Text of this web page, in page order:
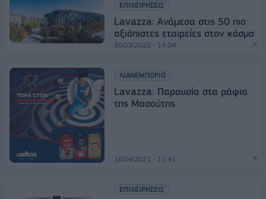
ΕΠΙΧΕΙΡΗΣΕΙΣ
Lavazza: Ανάμεσα στις 50 πιο
αξιόπιστες εταιρείες στον κόσμο
30/03/2022 - 14:04
ΛΙΑΝΕΜΠΟΡΙΟ
Lavazza: Παρουσία στα ράφια
της Μασούτης
16/04/2021 - 11:41
ΕΠΙΧΕΙΡΗΣΕΙΣ